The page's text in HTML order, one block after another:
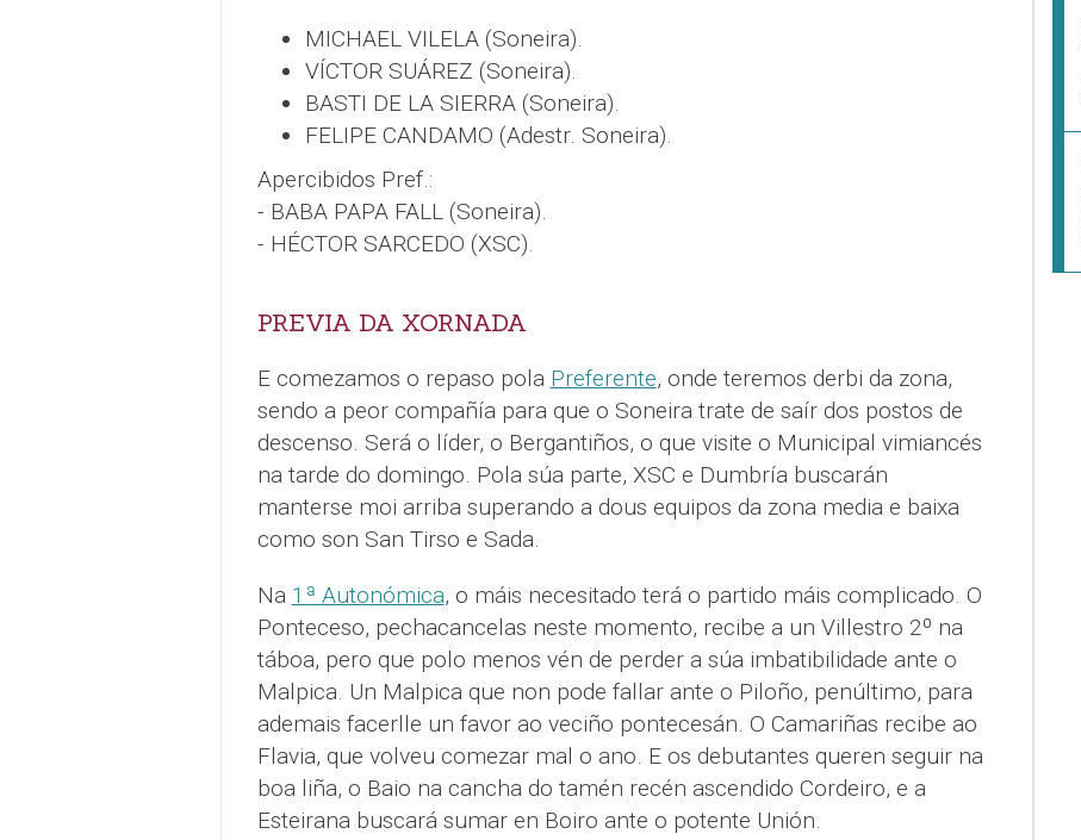
MICHAEL VILELA (Soneira).
VÍCTOR SUÁREZ (Soneira).
BASTI DE LA SIERRA (Soneira).
FELIPE CANDAMO (Adestr. Soneira).
Apercibidos Pref.:
- BABA PAPA FALL (Soneira).
- HÉCTOR SARCEDO (XSC).
PREVIA DA XORNADA
E comezamos o repaso pola Preferente, onde teremos derbi da zona,
sendo a peor compañía para que o Soneira trate de saír dos postos de
descenso. Será o líder, o Bergantiños, o que visite o Municipal vimiancés
na tarde do domingo. Pola súa parte, XSC e Dumbría buscarán
manterse moi arriba superando a dous equipos da zona media e baixa
como son San Tirso e Sada.
Na 1ª Autonómica, o máis necesitado terá o partido máis complicado. O
Ponteceso, pechacancelas neste momento, recibe a un Villestro 2º na
táboa, pero que polo menos vén de perder a súa imbatibilidade ante o
Malpica. Un Malpica que non pode fallar ante o Piloño, penúltimo, para
ademais facerlle un favor ao veciño pontecesán. O Camariñas recibe ao
Flavia, que volveu comezar mal o ano. E os debutantes queren seguir na
boa liña, o Baio na cancha do tamén recén ascendido Cordeiro, e a
Esteirana buscará sumar en Boiro ante o potente Unión.